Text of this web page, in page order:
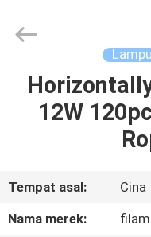
RUMAH
TENTANG
KAMI
Technology
12W
Tempat asal:
Cina
Nama merek: